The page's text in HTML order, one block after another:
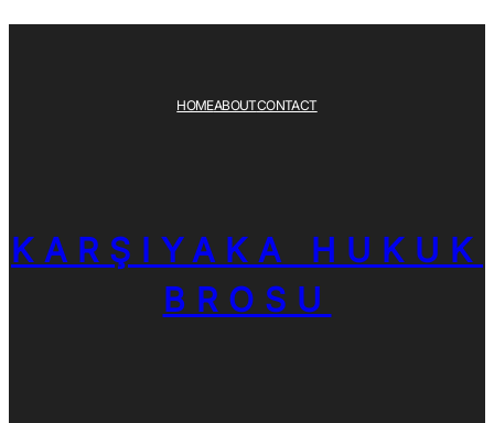
HOMEABOUTCONTACT
KARŞIYAKA HUKUK
BROSU